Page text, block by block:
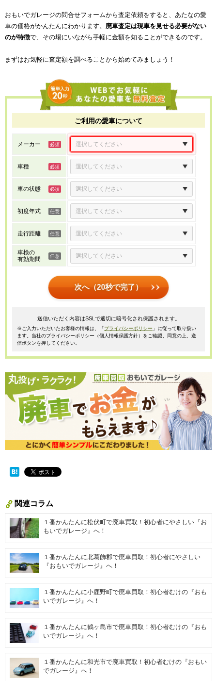
おもいでガレージの問合せフォームから査定依頼をすると、あたなの愛
車の価格がかんたんにわかります。 廃車査定は現車を見せる必要がない
のが特徴で、その場にいながら手軽に金額を知ることができるのです。
まずはお気軽に査定額を調べることから始めてみましょう！
ご利用の愛車について
メーカー
車種
車の状態
初度年式
走行距離
車検の
有効期間
次へ（20秒で完了）
送信いただく内容はSSLで適切に暗号化され保護されます。
※ご入力いただいたお客様の情報は、「プライバシーポリシー 」に従って取り扱い
ます。当社のプライバシーポリシー（個人情報保護方針）をご確認、同意の上、送
信ボタンを押してください。
関連コラム
１番かんたんに松伏町で廃車買取！初心者にやさしい『お
もいでガレージ』へ！
１番かんたんに北葛飾郡で廃車買取！初心者にやさしい
『おもいでガレージ』へ！
１番かんたんに小鹿野町で廃車買取！初心者むけの『おも
いでガレージ』へ！
１番かんたんに鶴ヶ島市で廃車買取！初心者むけの『おも
いでガレージ』へ！
１番かんたんに和光市で廃車買取！初心者むけの『おもい
でガレージ』へ！